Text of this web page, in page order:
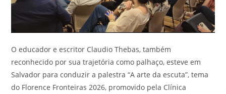
O educador e escritor Claudio Thebas, também
reconhecido por sua trajetória como palhaço, esteve em
Salvador para conduzir a palestra “A arte da escuta”, tema
do Florence Fronteiras 2026, promovido pela Clínica